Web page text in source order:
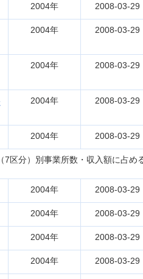
2004年 2008-03-29
2004年 2008-03-29
2004年 2008-03-29
2004年 2008-03-29
2004年 2008-03-29
区分）別事業所数・収入額に占
2004年 2008-03-29
2004年 2008-03-29
2004年 2008-03-29
2004年 2008-03-29